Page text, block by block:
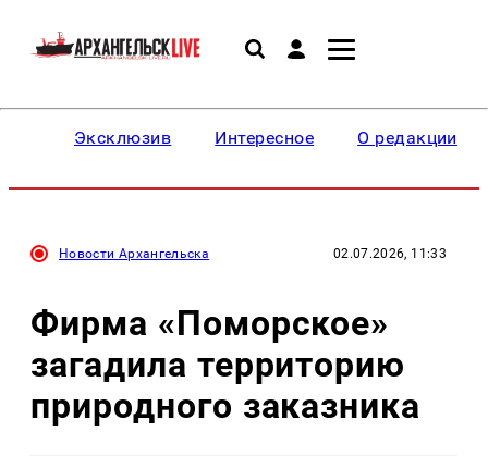
Эксклюзив Интересное О редакции
Новости Архангельска 02.07.2026, 11:33
Фирма «Поморское»
загадила территорию
природного заказника